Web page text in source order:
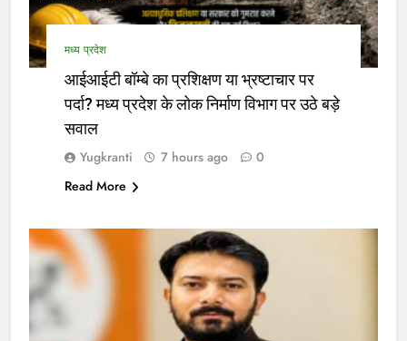
मध्य प्रदेश
आईआईटी बॉम्बे का प्रशिक्षण या भ्रष्टाचार पर
पर्दा? मध्य प्रदेश के लोक निर्माण विभाग पर उठे बड़े
सवाल
Yugkranti 7 hours ago
0
Read More